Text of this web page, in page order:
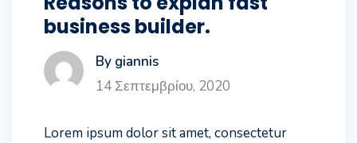
business builder.
By giannis
14 Σεπτεμβρίου, 2020
Lorem ipsum dolor sit amet, consectetur